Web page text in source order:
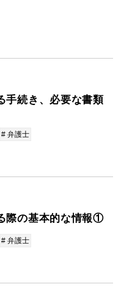
手続き、必要な書類
# 弁護士
際の基本的な情報①
# 弁護士